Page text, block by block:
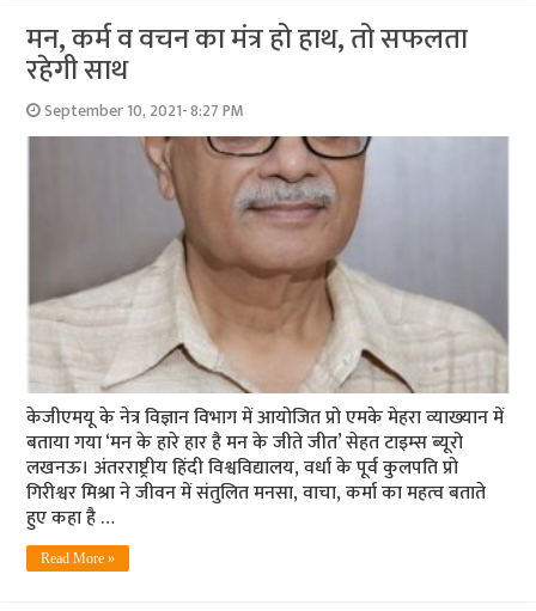
मन, कर्म व वचन का मंत्र हो हाथ, तो सफलता
रहेगी साथ
September 10, 2021- 8:27 PM
केजीएमयू के नेत्र विज्ञान विभाग में आयोजित प्रो एमके मेहरा व्‍याख्‍यान में
बताया गया ‘मन के हारे हार है मन के जीते जीत’ सेहत टाइम्‍स ब्‍यूरो
लखनऊ। अंतरराष्ट्रीय हिंदी विश्वविद्यालय, वर्धा के पूर्व कुलपति प्रो
गिरीश्वर मिश्रा ने जीवन में संतुलित मनसा, वाचा, कर्मा का महत्‍व बताते
हुए कहा है …
Read More »